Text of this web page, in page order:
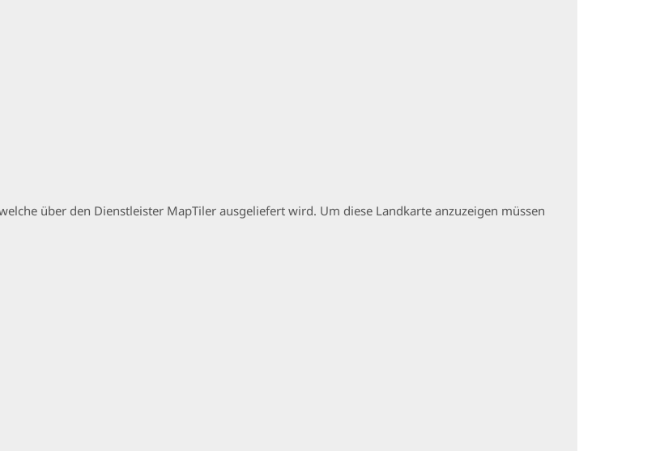
über den Dienstleister MapTiler ausgeliefert wird. Um diese Landkarte anzuzeigen müssen